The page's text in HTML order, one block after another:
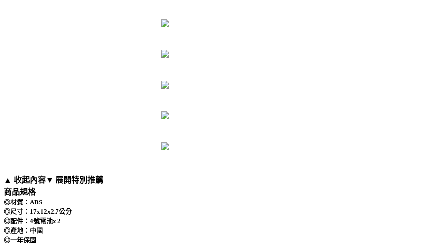
▲ 收起內容▼ 展開特別推薦
商品規格
◎材質：ABS
◎尺寸：17x12x2.7公分
◎配件：4號電池x 2
◎產地：中國
◎一年保固